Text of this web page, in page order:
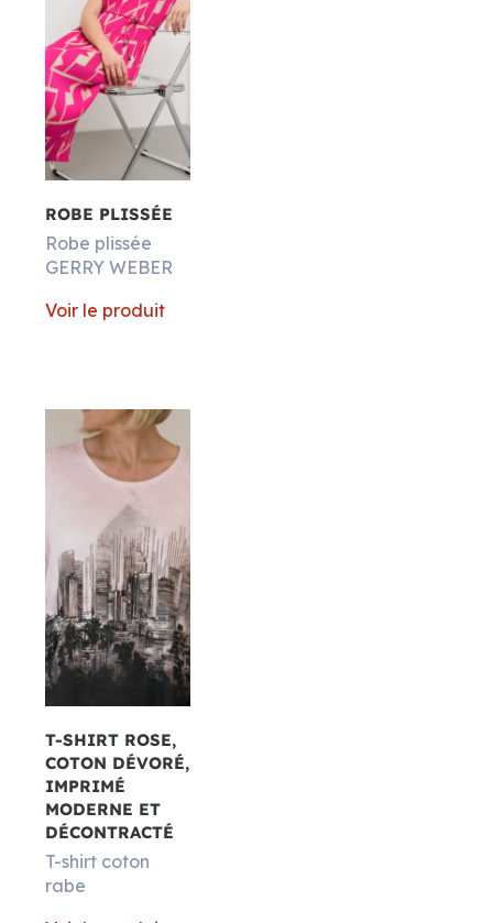
ROBE PLISSÉE
Robe plissée
GERRY WEBER
Voir le produit
T-SHIRT ROSE,
COTON DÉVORÉ,
IMPRIMÉ
MODERNE ET
DÉCONTRACTÉ
T-shirt coton
rabe